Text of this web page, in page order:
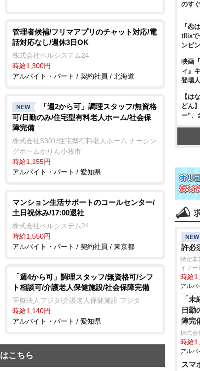
管理者候補/フリマアプリのチャット対応/電
話対応なし/週休3日OK
株式会社ベルシステム24
時給1,300円
アルバイト・パート / 契約社員 / 北海道
NEW
「週2から可」調理スタッフ/無資格
可/日勤のみ/住宅型有料老人ホーム/社会保
障完備
株式会社S301/住宅型有料老人ホーム ナーシン
グホームかりん小牧市
時給1,155円
アルバイト・パート / 愛知県
マンション生活サポートのコールセンター/
土日祝休み/17:00退社
株式会社ベルシステム24
時給1,550円
アルバイト・パート / 契約社員 / 東京都
「週4から可」調理スタッフ/無資格可/シフ
ト相談可/介護老人保健施設/社会保障完備
医療法人フジタ/介護老人保健施設 フジタ
時給1,140円
アルバイト・パート / 愛知県
こちら
のす
『恋
tflixで
ンビ
映画
ィ』
登場
【は
どん
ー”、
NEW
許必
特定非
イサー
時給
アルバ
「
日勤
障完
株式会
時給
アルバ
スマ